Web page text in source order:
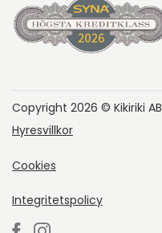
Copyright 2026 © Kikiriki AB
Hyresvillkor
Cookies
Integritetspolicy